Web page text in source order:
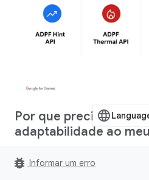
Por que preciso
adaptabilidade ao
As APIs de adaptabilidade
sobre o estado do dispositivo
bug_report Informar um erro